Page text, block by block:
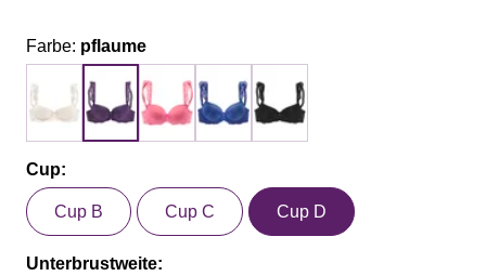
Farbe: pflaume
Cup:
Cup B Cup C Cup D
Unterbrustweite: